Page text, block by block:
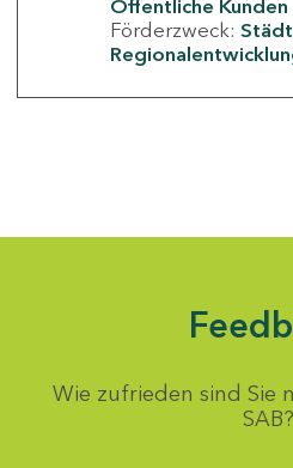
Öffentliche Kunden
Förderzweck:
Wie zufrieden sind Sie
SAB?